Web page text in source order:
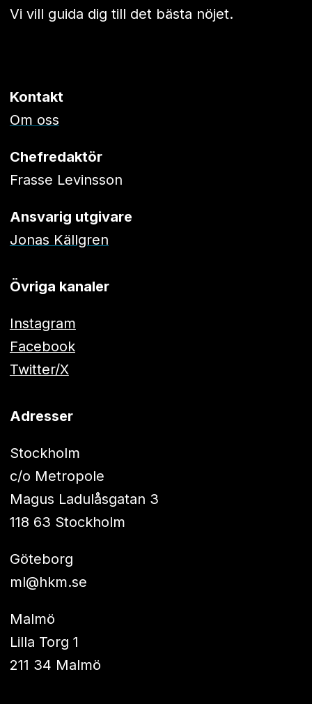
Vi vill guida dig till det bästa nöjet.
Kontakt
Om oss
Chefredaktör
Frasse Levinsson
Ansvarig utgivare
Jonas Källgren
Övriga kanaler
Instagram
Facebook
Twitter/X
Adresser
Stockholm
c/o Metropole
Magus Ladulåsgatan 3
118 63 Stockholm
Göteborg
ml@hkm.se
Malmö
Lilla Torg 1
211 34 Malmö